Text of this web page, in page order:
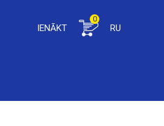
IENĀKT
0
RU